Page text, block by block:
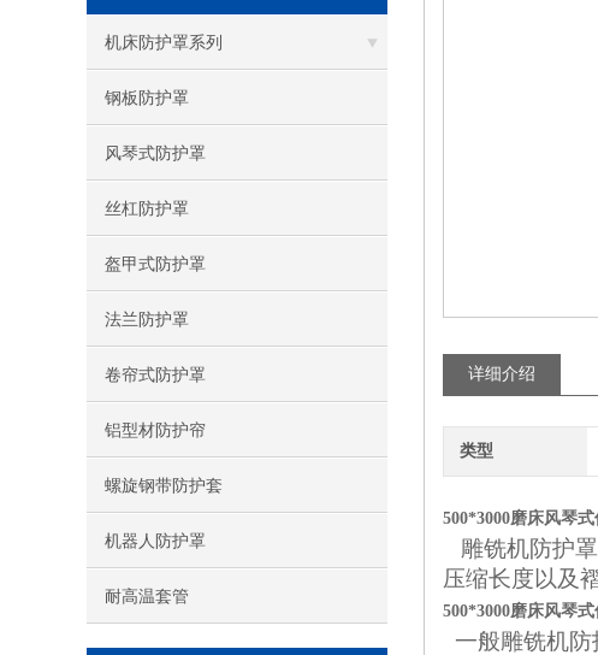
机床防护罩系列
钢板防护罩
风琴式防护罩
丝杠防护罩
盔甲式防护罩
法兰防护罩
卷帘式防护罩
铝型材防护帘
螺旋钢带防护套
机器人防护罩
耐高温套管
详细介绍
类型
500*3000磨床风琴
雕铣机防护
压缩长度以及
500*3000磨床风琴
一般雕铣机